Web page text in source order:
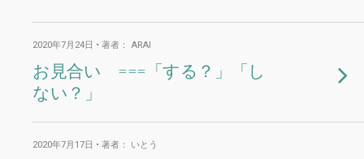
2020年7月24日 • 著者： ARAI
お見合い ===「する？」「し
ない？」
2020年7月17日 • 著者： いとう